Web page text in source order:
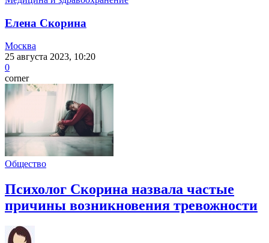
Елена Скорина
Москва
25 августа 2023, 10:20
0
corner
Общество
Психолог Скорина назвала частые
причины возникновения тревожности